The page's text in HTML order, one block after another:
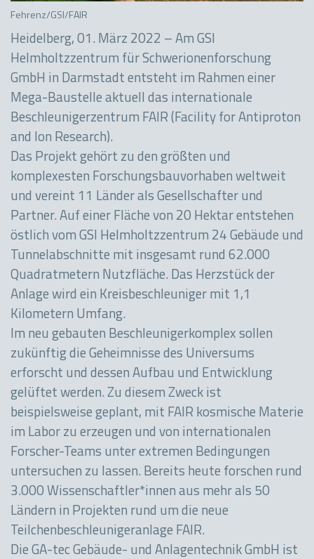
Fehrenz/GSI/FAIR
Heidelberg, 01. März 2022 – Am GSI
Helmholtzzentrum für Schwerionenforschung
GmbH in Darmstadt entsteht im Rahmen einer
Mega-Baustelle aktuell das internationale
Beschleunigerzentrum FAIR (Facility for Antiproton
and Ion Research).
Das Projekt gehört zu den größten und
komplexesten Forschungsbauvorhaben weltweit
und vereint 11 Länder als Gesellschafter und
Partner. Auf einer Fläche von 20 Hektar entstehen
östlich vom GSI Helmholtzzentrum 24 Gebäude und
Tunnelabschnitte mit insgesamt rund 62.000
Quadratmetern Nutzfläche. Das Herzstück der
Anlage wird ein Kreisbeschleuniger mit 1,1
Kilometern Umfang.
Im neu gebauten Beschleunigerkomplex sollen
zukünftig die Geheimnisse des Universums
erforscht und dessen Aufbau und Entwicklung
gelüftet werden. Zu diesem Zweck ist
beispielsweise geplant, mit FAIR kosmische Materie
im Labor zu erzeugen und von internationalen
Forscher-Teams unter extremen Bedingungen
untersuchen zu lassen. Bereits heute forschen rund
3.000 Wissenschaftler*innen aus mehr als 50
Ländern in Projekten rund um die neue
Teilchenbeschleunigeranlage FAIR.
Die GA-tec Gebäude- und Anlagentechnik GmbH ist